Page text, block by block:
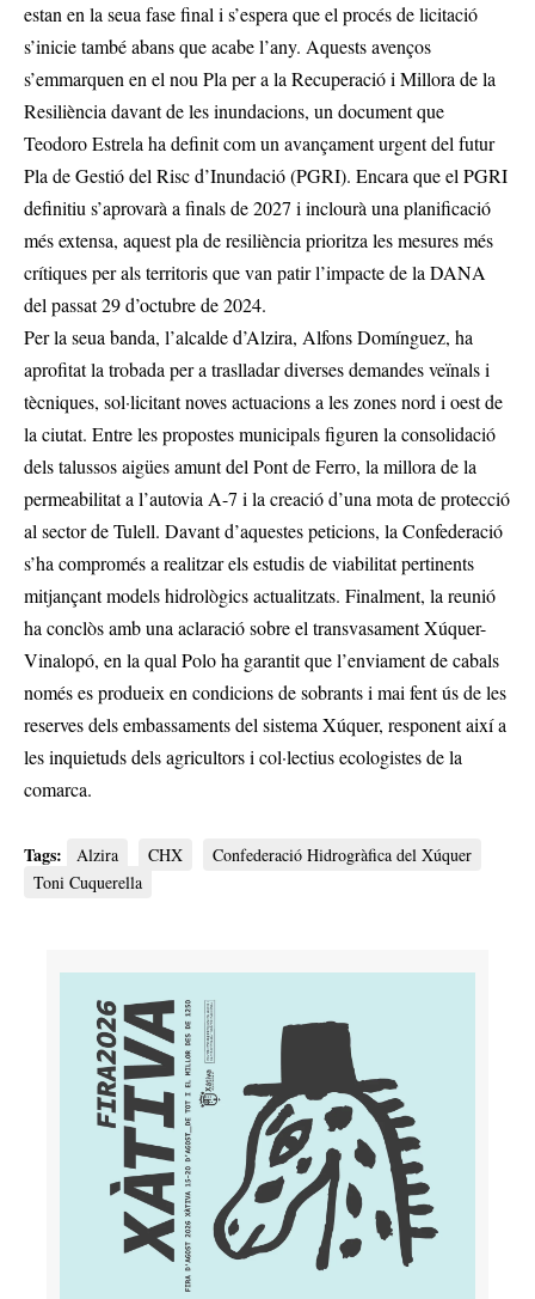
estan en la seua fase final i s’espera que el procés de licitació
s’inicie també abans que acabe l’any. Aquests avenços
s’emmarquen en el nou Pla per a la Recuperació i Millora de la
Resiliència davant de les inundacions, un document que
Teodoro Estrela ha definit com un avançament urgent del futur
Pla de Gestió del Risc d’Inundació (PGRI). Encara que el PGRI
definitiu s’aprovarà a finals de 2027 i inclourà una planificació
més extensa, aquest pla de resiliència prioritza les mesures més
crítiques per als territoris que van patir l’impacte de la DANA
del passat 29 d’octubre de 2024.
Per la seua banda, l’alcalde d’Alzira, Alfons Domínguez, ha
aprofitat la trobada per a traslladar diverses demandes veïnals i
tècniques, sol·licitant noves actuacions a les zones nord i oest de
la ciutat. Entre les propostes municipals figuren la consolidació
dels talussos aigües amunt del Pont de Ferro, la millora de la
permeabilitat a l’autovia A-7 i la creació d’una mota de protecció
al sector de Tulell. Davant d’aquestes peticions, la Confederació
s’ha compromés a realitzar els estudis de viabilitat pertinents
mitjançant models hidrològics actualitzats. Finalment, la reunió
ha conclòs amb una aclaració sobre el transvasament Xúquer-
Vinalopó, en la qual Polo ha garantit que l’enviament de cabals
només es produeix en condicions de sobrants i mai fent ús de les
reserves dels embassaments del sistema Xúquer, responent així a
les inquietuds dels agricultors i col·lectius ecologistes de la
comarca.
Tags: Alzira CHX
Confederació Hidrogràfica del Xúquer
Toni Cuquerella